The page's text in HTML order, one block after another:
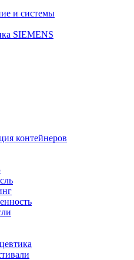
и системы
SIEMENS
контейнеров